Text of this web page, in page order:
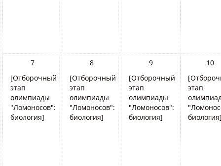
7
[Отборочный
этап
олимпиады
"Ломоносов":
биология]
8
[Отборочный
этап
олимпиады
"Ломоносов":
биология]
9
[Отборочный
этап
олимпиады
"Ломоносов":
биология]
10
этап